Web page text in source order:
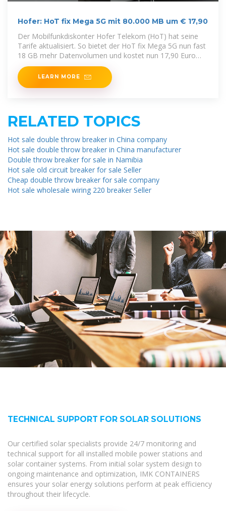
Hofer: HoT fix Mega 5G mit 80.000 MB um € 17,90
Der Mobilfunkdiskonter Hofer Telekom (HoT) hat seine
Tarife aktualisiert. So bietet der HoT fix Mega 5G nun fast
18 GB mehr Datenvolumen und kostet nun 17,90 Euro
(statt
LEARN MORE
RELATED TOPICS
Hot sale double throw breaker in China company
Hot sale double throw breaker in China manufacturer
Double throw breaker for sale in Namibia
Hot sale old circuit breaker for sale Seller
Cheap double throw breaker for sale company
Hot sale wholesale wiring 220 breaker Seller
TECHNICAL SUPPORT FOR SOLAR SOLUTIONS
Our certified solar specialists provide 24/7 monitoring and
technical support for all installed mobile power stations and
solar container systems. From initial solar system design to
ongoing maintenance and optimization, IMK CONTAINERS
ensures your solar energy solutions perform at peak efficiency
throughout their lifecycle.